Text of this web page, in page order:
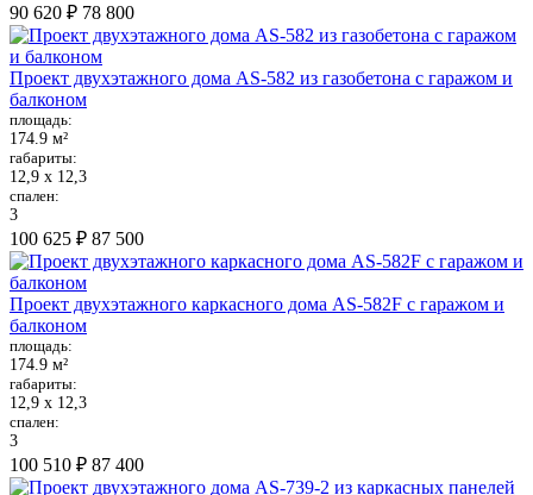
90 620 ₽ 78 800
Проект двухэтажного дома AS-582 из газобетона с гаражом и
балконом
площадь:
174.9 м²
габариты:
12,9 х 12,3
спален:
3
100 625 ₽ 87 500
Проект двухэтажного каркасного дома AS-582F с гаражом и
балконом
площадь:
174.9 м²
габариты:
12,9 х 12,3
спален:
3
100 510 ₽ 87 400